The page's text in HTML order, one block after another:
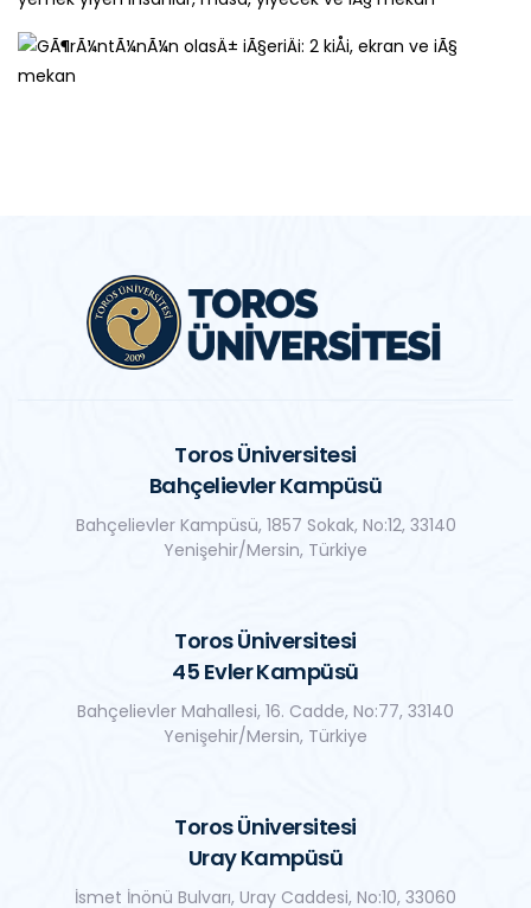
Toros Üniversitesi
Bahçelievler Kampüsü
Bahçelievler Kampüsü, 1857 Sokak, No:12, 33140
Yenişehir/Mersin, Türkiye
Toros Üniversitesi
45 Evler Kampüsü
Bahçelievler Mahallesi, 16. Cadde, No:77, 33140
Yenişehir/Mersin, Türkiye
Toros Üniversitesi
Uray Kampüsü
İsmet İnönü Bulvarı, Uray Caddesi, No:10, 33060